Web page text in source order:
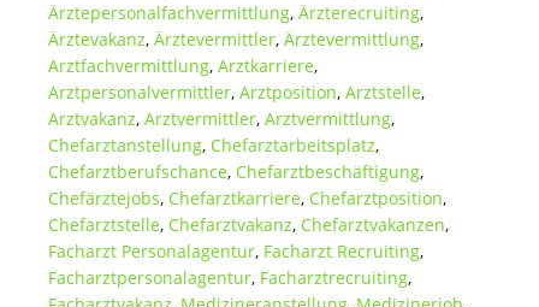
Ärztepersonalfachvermittlung, Ärzterecruiting,
Ärztevakanz, Ärztevermittler, Ärztevermittlung,
Arztfachvermittlung, Arztkarriere,
Arztpersonalvermittler, Arztposition, Arztstelle,
Arztvakanz, Arztvermittler, Arztvermittlung,
Chefarztanstellung, Chefarztarbeitsplatz,
Chefarztberufschance, Chefarztbeschäftigung,
Chefärztejobs, Chefarztkarriere, Chefarztposition,
Chefarztstelle, Chefarztvakanz, Chefarztvakanzen,
Facharzt Personalagentur, Facharzt Recruiting,
Facharztpersonalagentur, Facharztrecruiting,